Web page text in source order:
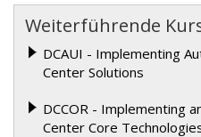
Weiterführende
DCAUI - Implementing
Center Solutions
DCCOR - Implementing
Center Core